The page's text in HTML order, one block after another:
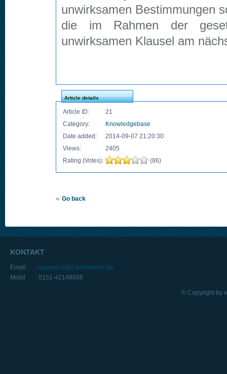
unwirksamen Bestimmungen
die im Rahmen der
unwirksamen Klausel am
Article details
Article ID:
21
Category:
Knowledgebase
Date added:
2014-09-07 21:20:30
Views:
2405
Rating (Votes):
(86)
« Go back
KONTAKT
Email : support (/@\) futuredrive.de
Mobil
: 0151-42148808
© Copyright by